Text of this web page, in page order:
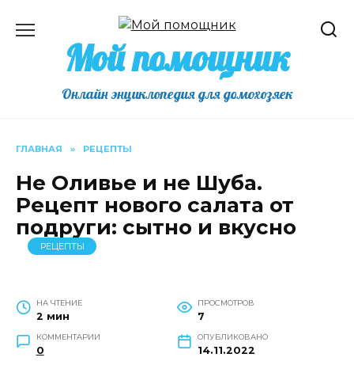
содержаниюМой помощник
Онлайн энциклопедия для домохозяек
ГЛАВНАЯ » РЕЦЕПТЫ
Не Оливье и не Шуба.
Рецепт нового салата от
подруги: сытно и вкусно
РЕЦЕПТЫ
НА ЧТЕНИЕ
2 мин
ПРОСМОТРОВ
7
КОММЕНТАРИИ
0
ОПУБЛИКОВАНО
14.11.2022